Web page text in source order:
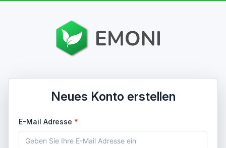
Neues Konto erstellen
E-Mail Adresse